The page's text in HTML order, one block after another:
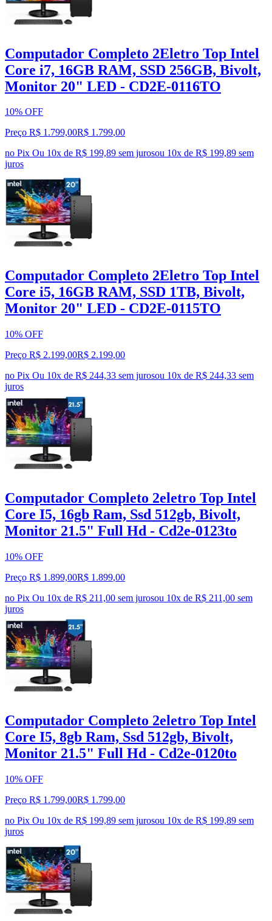
Computador Completo 2Eletro Top Intel
Core i7, 16GB RAM, SSD 256GB, Bivolt,
Monitor 20" LED - CD2E-0116TO
10% OFF
Preço R$ 1.799,00R$ 1.799,00
no Pix Ou 10x de R$ 199,89 sem jurosou 10x de R$ 199,89 sem
juros
Computador Completo 2Eletro Top Intel
Core i5, 16GB RAM, SSD 1TB, Bivolt,
Monitor 20" LED - CD2E-0115TO
10% OFF
Preço R$ 2.199,00R$ 2.199,00
no Pix Ou 10x de R$ 244,33 sem jurosou 10x de R$ 244,33 sem
juros
Computador Completo 2eletro Top Intel
Core I5, 16gb Ram, Ssd 512gb, Bivolt,
Monitor 21.5" Full Hd - Cd2e-0123to
10% OFF
Preço R$ 1.899,00R$ 1.899,00
no Pix Ou 10x de R$ 211,00 sem jurosou 10x de R$ 211,00 sem
juros
Computador Completo 2eletro Top Intel
Core I5, 8gb Ram, Ssd 512gb, Bivolt,
Monitor 21.5" Full Hd - Cd2e-0120to
10% OFF
Preço R$ 1.799,00R$ 1.799,00
no Pix Ou 10x de R$ 199,89 sem jurosou 10x de R$ 199,89 sem
juros